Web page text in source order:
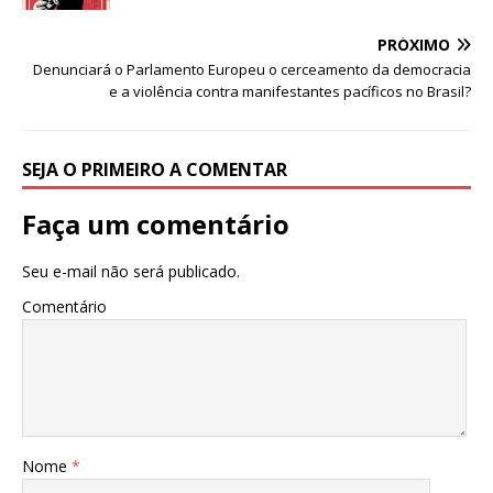
o p
p
PRÓXIMO
Denunciará o Parlamento Europeu o cerceamento da democracia
e a violência contra manifestantes pacíficos no Brasil?
SEJA O PRIMEIRO A COMENTAR
Faça um comentário
Seu e-mail não será publicado.
Comentário
Nome *